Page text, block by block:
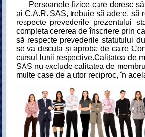
Persoanele fizice care doresc să
ai C.A.R. SAS, trebuie să adere, să
respecte prevederile prezentului
completa cererea de înscriere prin
să respecte prevederile statutului
se va discuta și aproba de către
cursul lunii respective.Calitatea de
SAS nu exclude calitatea de
multe case de ajutor reciproc, în